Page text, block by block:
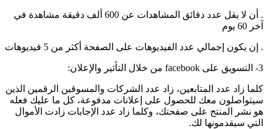
. أن لا يقل عدد دقائق المشاهدات عن 600 ألف دقيقة مشاهدة في
آخر 60 يوم
. إن يكون إجمالي عدد الفيديوهات على الصفحة أكثر من 5 فيديوهات
3- التسويق على facebook من خلال التأثير والإعلان:
كلما زاد عدد المتابعين، زاد عدد الشركات والمسوقين الرقمين الذين
سيتواصلون معك للحصول على إعلانات مدفوعة، كل ما عليك فعله
هو نشر المنتج على صفحتك، وكلما زاد عدد الإجابات زادت الأموال
التي سيقدمونها لك.